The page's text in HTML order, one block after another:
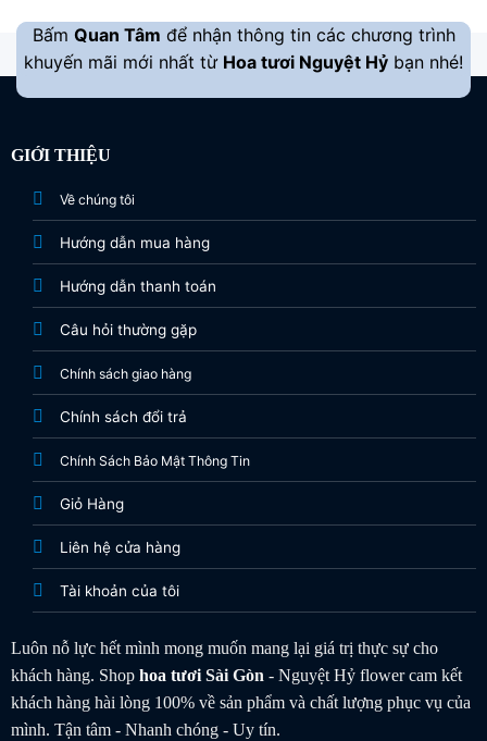
Bấm Quan Tâm để nhận thông tin các chương trình
khuyến mãi mới nhất từ Hoa tươi Nguyệt Hỷ bạn nhé!
GIỚI THIỆU
Về chúng tôi
Hướng dẫn mua hàng
Hướng dẫn thanh toán
Câu hỏi thường gặp
Chính sách giao hàng
Chính sách đổi trả
Chính Sách Bảo Mật Thông Tin
Giỏ Hàng
Liên hệ cửa hàng
Tài khoản của tôi
Luôn nỗ lực hết mình mong muốn mang lại giá trị thực sự cho
khách hàng. Shop hoa tươiSài Gòn- Nguyệt Hỷ flower cam kết
khách hàng hài lòng 100% về sản phẩm và chất lượng phục vụ của
mình. Tận tâm - Nhanh chóng - Uy tín.